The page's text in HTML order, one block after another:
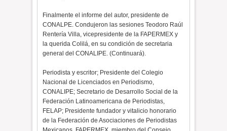
Finalmente el informe del autor, presidente de
CONALPE. Condujeron las sesiones Teodoro Raúl
Rentería Villa, vicepresidente de la FAPERMEX y
la querida Colilá, en su condición de secretaria
general del CONALIPE. (Continuará).
Periodista y escritor; Presidente del Colegio
Nacional de Licenciados en Periodismo,
CONALIPE; Secretario de Desarrollo Social de la
Federación Latinoamericana de Periodistas,
FELAP; Presidente fundador y vitalicio honorario
de la Federación de Asociaciones de Periodistas